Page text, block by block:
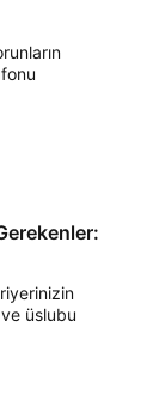
üslubu